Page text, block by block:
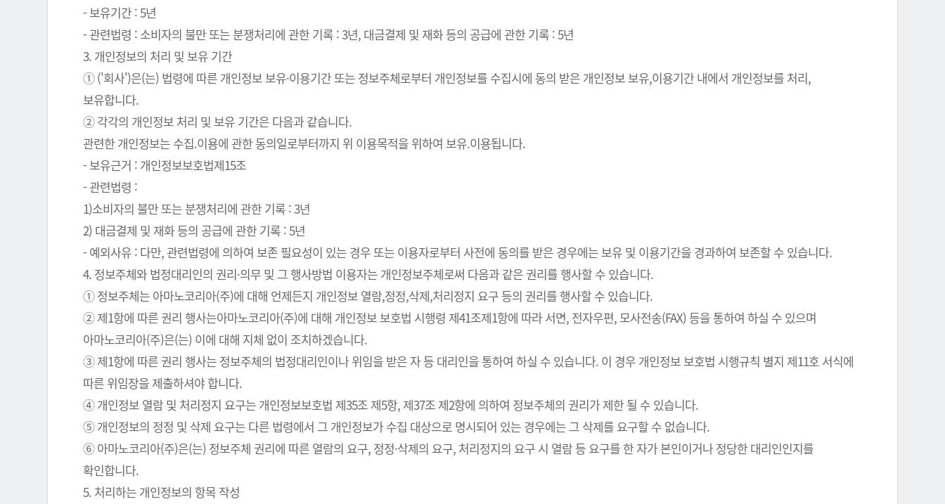
- 보유기간 : 5년
- 관련법령 : 소비자의 불만 또는 분쟁처리에 관한 기록 : 3년, 대금결제 및 재화 등의 공급에 관한 기록 : 5년
3. 개인정보의 처리 및 보유 기간
① ('회사')은(는) 법령에 따른 개인정보 보유·이용기간 또는 정보주체로부터 개인정보를 수집시에 동의 받은 개인정보 보유,이용기간 내에서 개인정보를 처리,
보유합니다.
② 각각의 개인정보 처리 및 보유 기간은 다음과 같습니다.
관련한 개인정보는 수집.이용에 관한 동의일로부터까지 위 이용목적을 위하여 보유.이용됩니다.
- 보유근거 : 개인정보보호법제15조
- 관련법령 :
1)소비자의 불만 또는 분쟁처리에 관한 기록 : 3년
2) 대금결제 및 재화 등의 공급에 관한 기록 : 5년
- 예외사유 : 다만, 관련법령에 의하여 보존 필요성이 있는 경우 또는 이용자로부터 사전에 동의를 받은 경우에는 보유 및 이용기간을 경과하여 보존할 수 있습니다.
4. 정보주체와 법정대리인의 권리·의무 및 그 행사방법 이용자는 개인정보주체로써 다음과 같은 권리를 행사할 수 있습니다.
① 정보주체는 아마노코리아(주)에 대해 언제든지 개인정보 열람,정정,삭제,처리정지 요구 등의 권리를 행사할 수 있습니다.
② 제1항에 따른 권리 행사는아마노코리아(주)에 대해 개인정보 보호법 시행령 제41조제1항에 따라 서면, 전자우편, 모사전송(FAX) 등을 통하여 하실 수 있으며
아마노코리아(주)은(는) 이에 대해 지체 없이 조치하겠습니다.
③ 제1항에 따른 권리 행사는 정보주체의 법정대리인이나 위임을 받은 자 등 대리인을 통하여 하실 수 있습니다. 이 경우 개인정보 보호법 시행규칙 별지 제11호 서식에
따른 위임장을 제출하셔야 합니다.
④ 개인정보 열람 및 처리정지 요구는 개인정보보호법 제35조 제5항, 제37조 제2항에 의하여 정보주체의 권리가 제한 될 수 있습니다.
⑤ 개인정보의 정정 및 삭제 요구는 다른 법령에서 그 개인정보가 수집 대상으로 명시되어 있는 경우에는 그 삭제를 요구할 수 없습니다.
⑥ 아마노코리아(주)은(는) 정보주체 권리에 따른 열람의 요구, 정정·삭제의 요구, 처리정지의 요구 시 열람 등 요구를 한 자가 본인이거나 정당한 대리인인지를
확인합니다.
5. 처리하는 개인정보의 항목 작성